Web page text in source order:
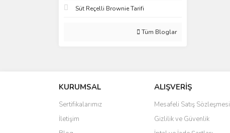
Süt Reçelli Brownie Tarifi
Tüm Bloglar
KURUMSAL
Sertifikalarımız
İletişim
ALIŞVERİŞ
Mesafeli Satış Sözleşmesi
Gizlilik ve Güvenlik